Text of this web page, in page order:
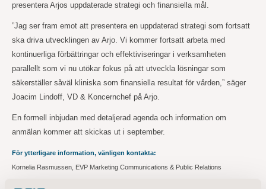
presentera Arjos uppdaterade strategi och finansiella mål.
”Jag ser fram emot att presentera en uppdaterad strategi som fortsatt
ska driva utvecklingen av Arjo. Vi kommer fortsatt arbeta med
kontinuerliga förbättringar och effektiviseringar i verksamheten
parallellt som vi nu utökar fokus på att utveckla lösningar som
säkerställer såväl kliniska som finansiella resultat för vården,” säger
Joacim Lindoff, VD & Koncernchef på Arjo.
En formell inbjudan med detaljerad agenda och information om
anmälan kommer att skickas ut i september.
För ytterligare information, vänligen kontakta:
Kornelia Rasmussen, EVP Marketing Communications & Public Relations